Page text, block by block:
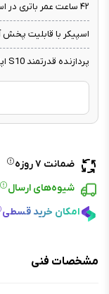
۴۲ ساعت عمر باتری در استفاده‌ی عادی
اسپیکر با قابلیت پخش
پردازنده قدرتمند S10 اپل
ضمانت ۷ روزه
شیوه‌های ارسال
امکان خرید قسطی
مشخصات فنی